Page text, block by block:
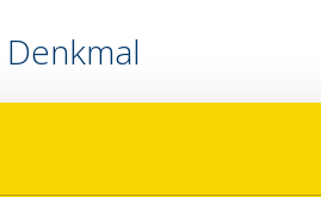
Vergangenheit auf dem Weg in
Klinik und Büro – das
vielfältige Nutzungen. Immer